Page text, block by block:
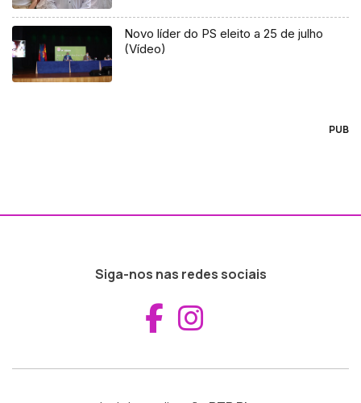
Novo líder do PS eleito a 25 de julho
(Vídeo)
PUB
Siga-nos nas redes sociais
Aceder ao